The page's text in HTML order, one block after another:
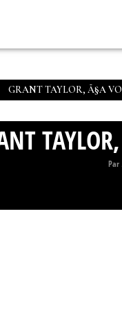
GRANT TAYLOR, Ã§A
Par